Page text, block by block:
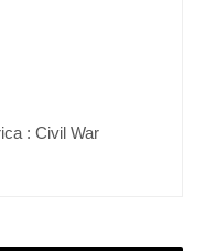
: Civil War